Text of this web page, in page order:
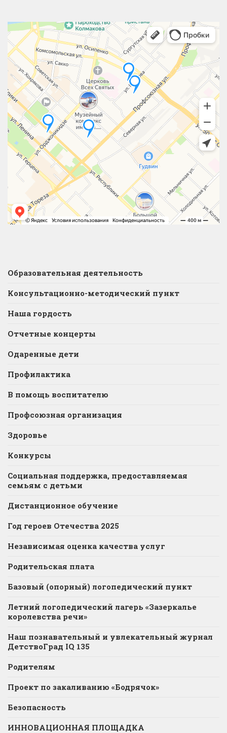
Образовательная деятельность
Консультационно-методический пункт
Наша гордость
Отчетные концерты
Одаренные дети
Профилактика
В помощь воспитателю
Профсоюзная организация
Здоровье
Конкурсы
Социальная поддержка, предоставляемая
семьям с детьми
Дистанционное обучение
Год героев Отечества 2025
Независимая оценка качества услуг
Родительская плата
Базовый (опорный) логопедический пункт
Летний логопедический лагерь «Зазеркалье
королевства речи»
Наш познавательный и увлекательный журнал
ДетствоГрад IQ 135
Родителям
Проект по закаливанию «Бодрячок»
Безопасность
ИННОВАЦИОННАЯ ПЛОЩАДКА